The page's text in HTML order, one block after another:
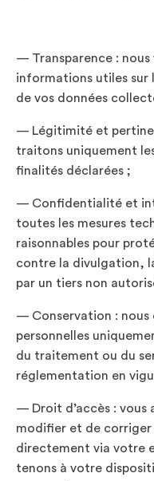
— Transparence :
informations utiles sur
de vos données
— Légitimité et
traitons uniquement
finalités déclarées ;
— Confidentialité et
toutes les mesures
raisonnables pour
contre la divulgation,
par un tiers non
— Conservation : nous
personnelles
du traitement ou du
réglementation en
— Droit d’accès : vous
modifier et de corriger
directement via votre
tenons à votre